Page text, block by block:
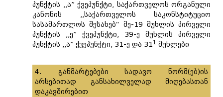
პუნქტის ,,ა” ქვეპუნქტი, საქართველოს ორგანული
კანონის ,,საქართველოს საკონსტიტუციო
სასამართლოს შესახებ“ მე-19 მუხლის პირველი
პუნქტის ,,ე” ქვეპუნქტი, 39-ე მუხლის პირველი
პუნქტის ,,ა” ქვეპუნქტი, 31-ე და 311 მუხლები
4. განმარტებები სადავო ნორმ(ებ)ის
არსებითად განსახილველად მიღებასთან
დაკავშირებით